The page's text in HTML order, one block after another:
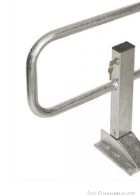
Anti Parkeerbeugels